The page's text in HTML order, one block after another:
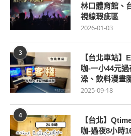
林口體育館、
視線瑕疵區
2026-01-03
3
【台北車站】
咖-一小44元
澡、飲料漫畫
2025-09-18
4
【台北】
咖-過夜8小時